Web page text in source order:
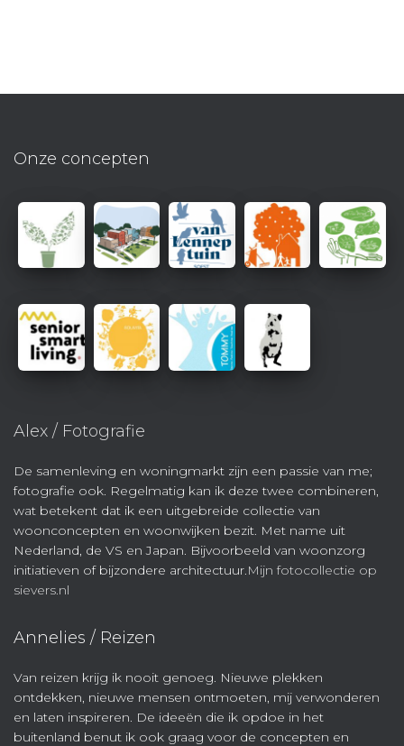
Onze concepten
Alex / Fotografie
De samenleving en woningmarkt zijn een passie van me;
fotografie ook. Regelmatig kan ik deze twee combineren,
wat betekent dat ik een uitgebreide collectie van
woonconcepten en woonwijken bezit. Met name uit
Nederland, de VS en Japan. Bijvoorbeeld van woonzorg
initiatieven of bijzondere architectuur.Mijn fotocollectie op
sievers.nl
Annelies / Reizen
Van reizen krijg ik nooit genoeg. Nieuwe plekken
ontdekken, nieuwe mensen ontmoeten, mij verwonderen
en laten inspireren. De ideeën die ik opdoe in het
buitenland benut ik ook graag voor de concepten en